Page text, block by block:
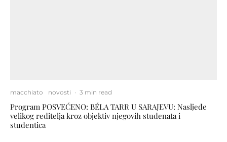
macchiato novosti · 3 min read
Program POSVEĆENO: BÉLA TARR U SARAJEVU: Nasljeđe
velikog reditelja kroz objektiv njegovih studenata i
studentica